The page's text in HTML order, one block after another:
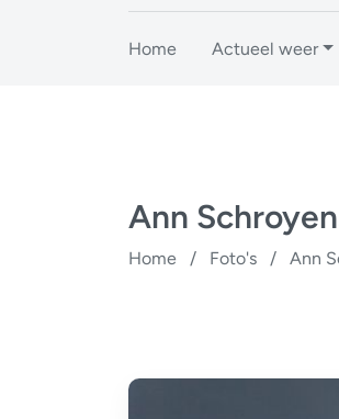
Home Actueel weer
Ann
Home / Foto's / Ann